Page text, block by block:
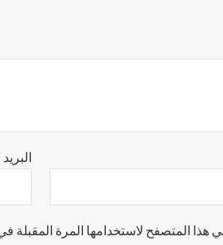
هذا المتصفح لاستخدامها المرة المقبلة